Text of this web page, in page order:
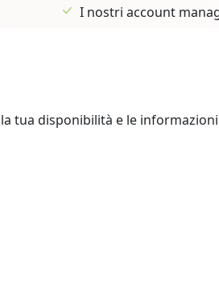
I nostri account
tua disponibilità e le